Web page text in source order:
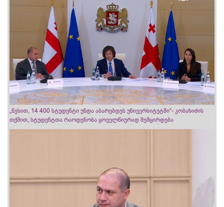
„წესით, 14 400 სტუდენტი უნდა აბარებდეს უნივერსიტეტში“- კობახიძის
თქმით, სტუდენტთა რაოდენობა ყოველწიურად შემცირდება